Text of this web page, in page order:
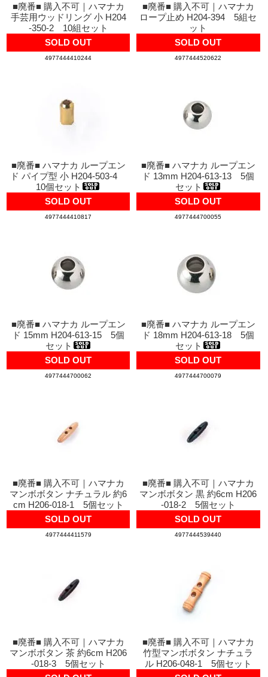
■廃番■ 購入不可｜ハマナカ
手芸用ウッドリング 小 H204
-350-2 10組セット
SOLD OUT
4977444410244
■廃番■ 購入不可｜ハマナカ
ロープ止め H204-394 5組セ
ット
SOLD OUT
4977444520622
■廃番■ ハマナカ ループエン
ド パイプ型 小 H204-503-4
10個セット
SOLD OUT
4977444410817
■廃番■ ハマナカ ループエン
ド 13mm H204-613-13 5個
セット
SOLD OUT
4977444700055
■廃番■ ハマナカ ループエン
ド 15mm H204-613-15 5個
セット
SOLD OUT
4977444700062
■廃番■ ハマナカ ループエン
ド 18mm H204-613-18 5個
セット
SOLD OUT
4977444700079
■廃番■ 購入不可｜ハマナカ
マンボボタン ナチュラル 約6
cm H206-018-1 5個セット
SOLD OUT
4977444411579
■廃番■ 購入不可｜ハマナカ
マンボボタン 黒 約6cm H206
-018-2 5個セット
SOLD OUT
4977444539440
■廃番■ 購入不可｜ハマナカ
マンボボタン 茶 約6cm H206
-018-3 5個セット
■廃番■ 購入不可｜ハマナカ
竹型マンボボタン ナチュラ
ル H206-048-1 5個セット